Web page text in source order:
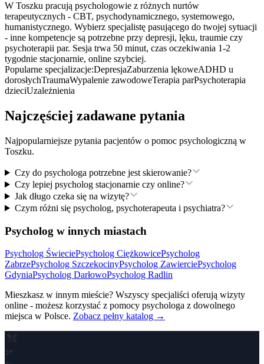
W Toszku pracują psychologowie z różnych nurtów
terapeutycznych - CBT, psychodynamicznego, systemowego,
humanistycznego. Wybierz specjalistę pasującego do twojej sytuacji
- inne kompetencje są potrzebne przy depresji, lęku, traumie czy
psychoterapii par. Sesja trwa 50 minut, czas oczekiwania 1-2
tygodnie stacjonarnie, online szybciej.
Popularne specjalizacje:DepresjaZaburzenia lękoweADHD u
dorosłychTraumaWypalenie zawodoweTerapia parPsychoterapia
dzieciUzależnienia
Najczęściej zadawane pytania
Najpopularniejsze pytania pacjentów o pomoc psychologiczną w
Toszku.
Czy do psychologa potrzebne jest skierowanie?
Czy lepiej psycholog stacjonarnie czy online?
Jak długo czeka się na wizytę?
Czym różni się psycholog, psychoterapeuta i psychiatra?
Psycholog w innych miastach
Psycholog ŚwieciePsycholog CiężkowicePsycholog
ZabrzePsycholog SzczekocinyPsycholog ZawierciePsycholog
GdyniaPsycholog DarłowoPsycholog Radlin
Mieszkasz w innym mieście? Wszyscy specjaliści oferują wizyty
online - możesz korzystać z pomocy psychologa z dowolnego
miejsca w Polsce. Zobacz pełny katalog →